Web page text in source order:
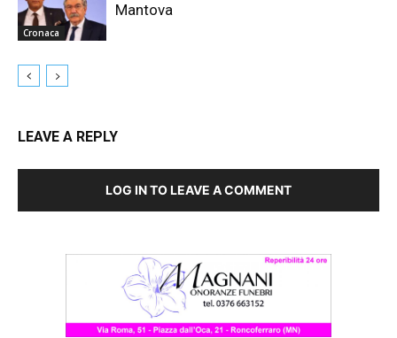
Cronaca
Mantova
LEAVE A REPLY
LOG IN TO LEAVE A COMMENT